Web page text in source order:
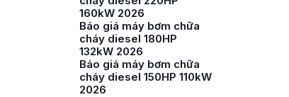
160kW 2026
Báo giá máy bơm chữa
cháy diesel 180HP
132kW 2026
Báo giá máy bơm chữa
cháy diesel 150HP 110kW
2026